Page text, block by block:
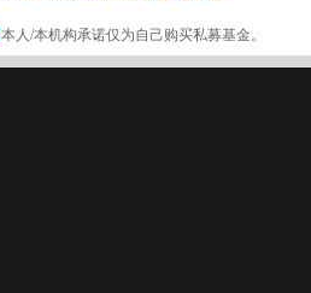
本人/本机构承诺仅为自己购买私募基金。